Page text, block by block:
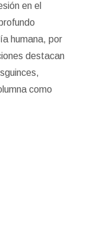
en el
humana, por
destacan
como